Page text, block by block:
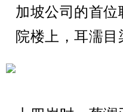
加坡公司的首
院楼上，耳濡